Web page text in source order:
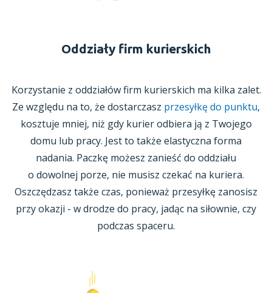
Oddziały firm kurierskich
Korzystanie z oddziałówfirm kurierskich ma kilka zalet.
Ze względu na to, że dostarczasz przesyłkę do punktu,
kosztuje mniej, niż gdy kurier odbiera ją z Twojego
domu lub pracy. Jest to także elastyczna forma
nadania. Paczkę możesz zanieść do oddziału
o dowolnej porze, nie musisz czekać na kuriera.
Oszczędzasz także czas, ponieważ przesyłkę zanosisz
przy okazji - w drodze do pracy, jadąc na siłownie, czy
podczas spaceru.